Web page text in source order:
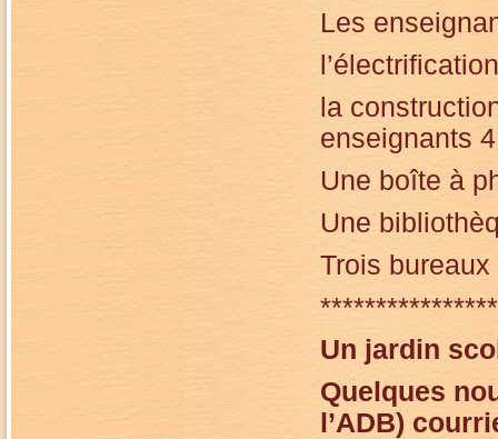
Les
la
enseignants
Une boîte à
Une
Trois
Un jardin
Quelques
l’ADB)